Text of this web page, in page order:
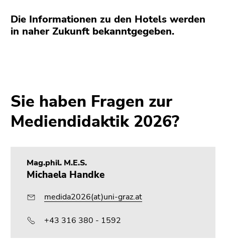
Die Informationen zu den Hotels werden
in naher Zukunft bekanntgegeben.
Sie haben Fragen zur
Mediendidaktik 2026?
Mag.phil. M.E.S.
Michaela Handke
medida2026(at)uni-graz.at
+43 316 380 - 1592